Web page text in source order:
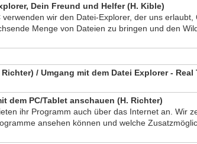
Dein Freund und Helfer (H. Kible)
verwenden wir den Datei-Explorer, der uns erlaubt,
Menge von Dateien zu bringen und den
/ Umgang mit dem Datei Explorer - Real
dem PC/Tablet anschauen (H. Richter)
ihr Programm auch über das Internet an. Wir
ansehen können und welche